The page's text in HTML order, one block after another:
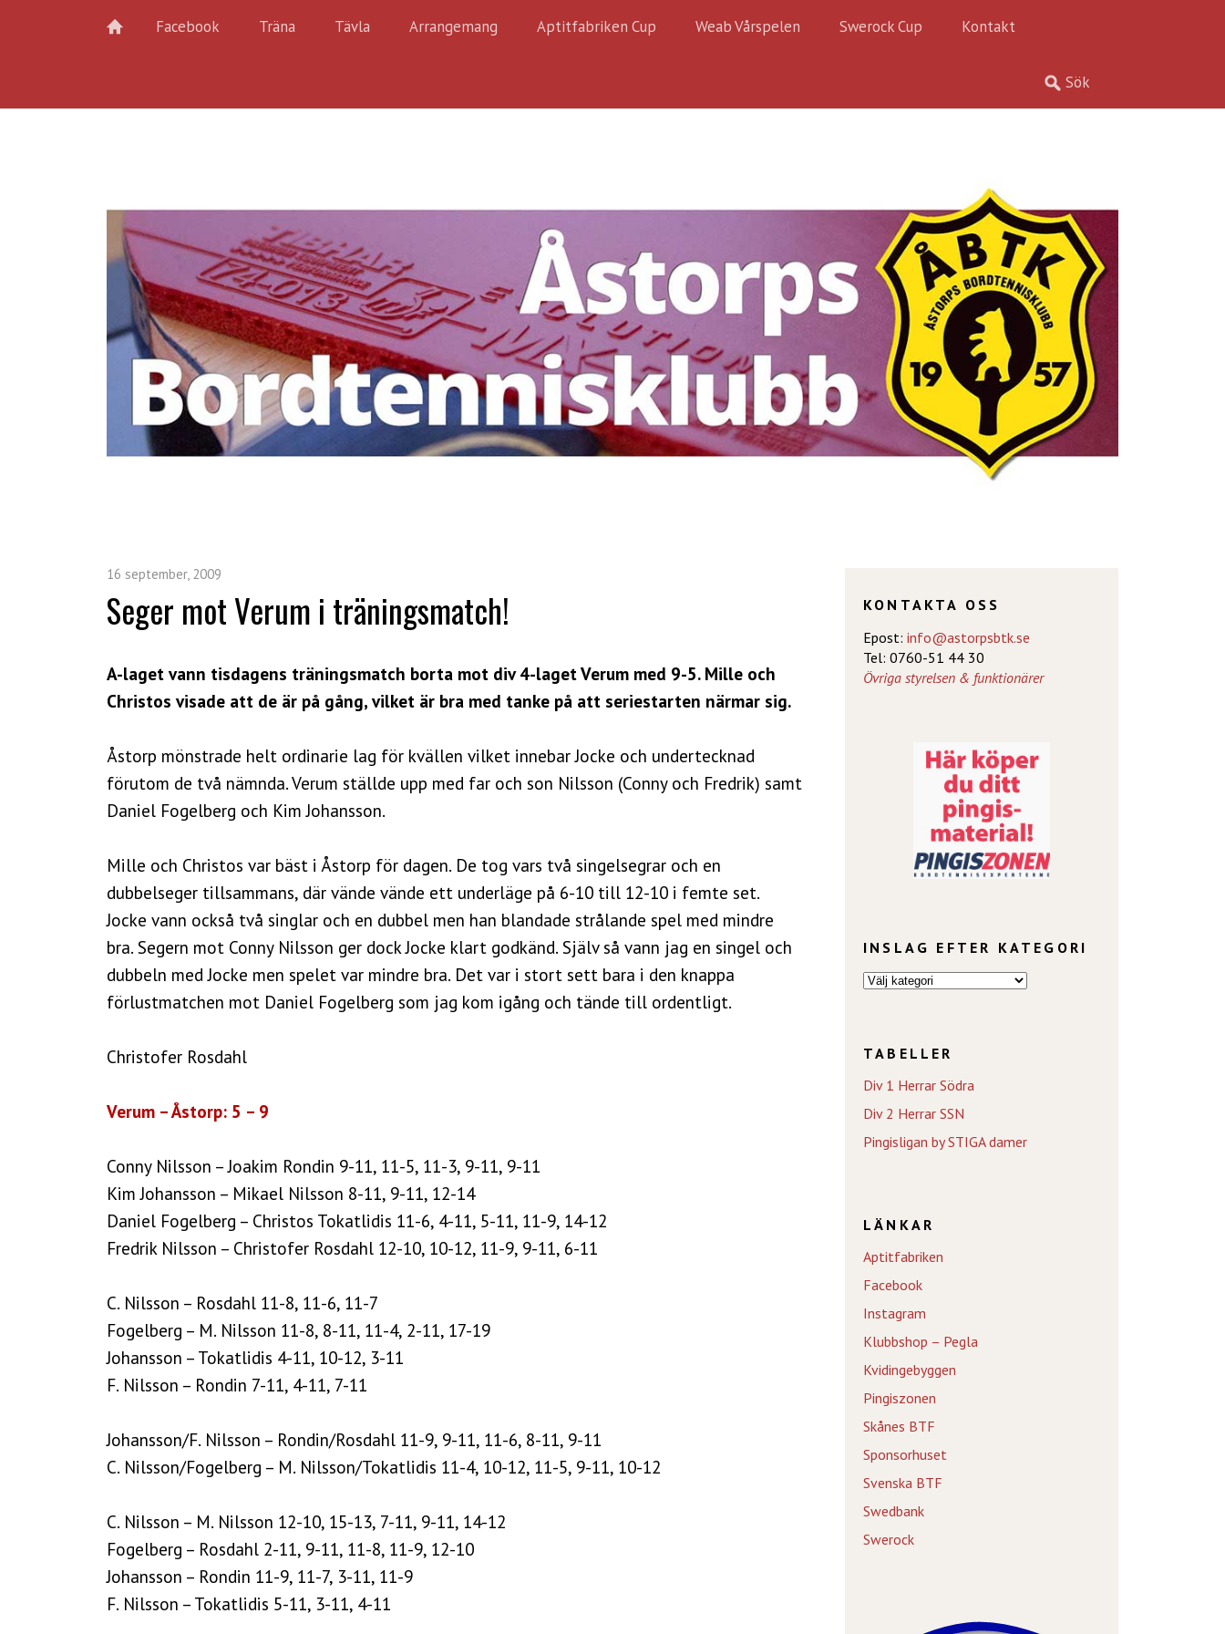
Facebook Träna Tävla Arrangemang Aptitfabriken Cup Weab Vårspelen Swerock Cup Kontakt
16 september, 2009
Seger mot Verum i träningsmatch!
A-laget vann tisdagens träningsmatch borta mot div 4-laget Verum med 9-5. Mille och
Christos visade att de är på gång, vilket är bra med tanke på att seriestarten närmar sig.
Åstorp mönstrade helt ordinarie lag för kvällen vilket innebar Jocke och undertecknad
förutom de två nämnda. Verum ställde upp med far och son Nilsson (Conny och Fredrik) samt
Daniel Fogelberg och Kim Johansson.
Mille och Christos var bäst i Åstorp för dagen. De tog vars två singelsegrar och en
dubbelseger tillsammans, där vände vände ett underläge på 6-10 till 12-10 i femte set.
Jocke vann också två singlar och en dubbel men han blandade strålande spel med mindre
bra. Segern mot Conny Nilsson ger dock Jocke klart godkänd. Själv så vann jag en singel och
dubbeln med Jocke men spelet var mindre bra. Det var i stort sett bara i den knappa
förlustmatchen mot Daniel Fogelberg som jag kom igång och tände till ordentligt.
Christofer Rosdahl
Verum – Åstorp: 5 – 9
Conny Nilsson – Joakim Rondin 9-11, 11-5, 11-3, 9-11, 9-11
Kim Johansson – Mikael Nilsson 8-11, 9-11, 12-14
Daniel Fogelberg – Christos Tokatlidis 11-6, 4-11, 5-11, 11-9, 14-12
Fredrik Nilsson – Christofer Rosdahl 12-10, 10-12, 11-9, 9-11, 6-11
C. Nilsson – Rosdahl 11-8, 11-6, 11-7
Fogelberg – M. Nilsson 11-8, 8-11, 11-4, 2-11, 17-19
Johansson – Tokatlidis 4-11, 10-12, 3-11
F. Nilsson – Rondin 7-11, 4-11, 7-11
Johansson/F. Nilsson – Rondin/Rosdahl 11-9, 9-11, 11-6, 8-11, 9-11
C. Nilsson/Fogelberg – M. Nilsson/Tokatlidis 11-4, 10-12, 11-5, 9-11, 10-12
C. Nilsson – M. Nilsson 12-10, 15-13, 7-11, 9-11, 14-12
Fogelberg – Rosdahl 2-11, 9-11, 11-8, 11-9, 12-10
Johansson – Rondin 11-9, 11-7, 3-11, 11-9
F. Nilsson – Tokatlidis 5-11, 3-11, 4-11
KONTAKTA OSS
Epost: info@astorpsbtk.se
Tel: 0760-51 44 30
Övriga styrelsen & funktionärer
INSLAG EFTER KATEGORI
TABELLER
Div 1 Herrar Södra
Div 2 Herrar SSN
Pingisligan by STIGA damer
LÄNKAR
Aptitfabriken
Facebook
Instagram
Klubbshop – Pegla
Kvidingebyggen
Pingiszonen
Skånes BTF
Sponsorhuset
Svenska BTF
Swedbank
Swerock